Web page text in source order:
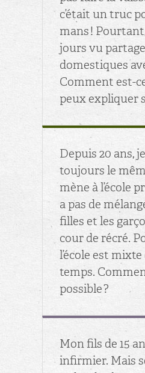
c’était un truc
mans !
jours vu
do­mes­tiques
Com­ment est-
peux ex­pli­quer
De­puis 20 ans,
tou­jours le
mène à l’école
a pas de
filles et les
cour de récré.
l’école est
temps.
pos­sible ?
Mon fils de 15
in­fir­mier. Mais